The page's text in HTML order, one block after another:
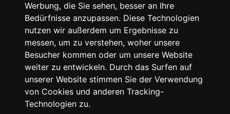
Werbung, die Sie sehen, besser an Ihre
Bedürfnisse anzupassen. Diese Technologien
nutzen wir außerdem um Ergebnisse zu
messen, um zu verstehen, woher unsere
Besucher kommen oder um unsere Website
weiter zu entwickeln. Durch das Surfen auf
unserer Website stimmen Sie der Verwendung
von Cookies und anderen Tracking-
Technologien zu.